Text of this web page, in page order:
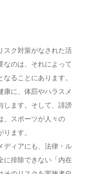
ク対策がなされた活
なのは、それによって
ることにあります。
康に、体罰やハラスメ
します。そして、誹謗
、スポーツが人々の
ます。
ィアにも、法律・ル
に排除できない「内在